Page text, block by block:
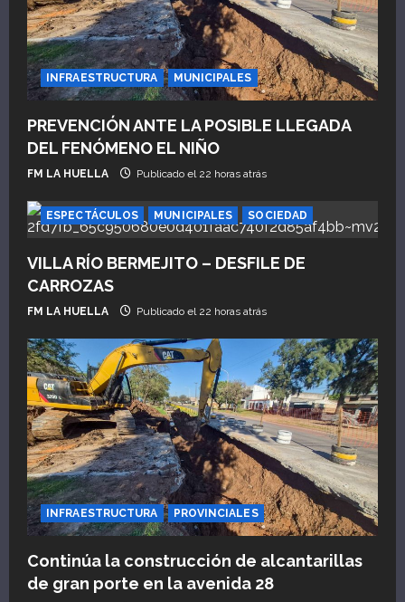
INFRAESTRUCTURA MUNICIPALES
PREVENCIÓN ANTE LA POSIBLE LLEGADA
DEL FENÓMENO EL NIÑO
FM LA HUELLA Publicado el 22 horas atrás
ESPECTÁCULOS MUNICIPALES SOCIEDAD
VILLA RÍO BERMEJITO – DESFILE DE
CARROZAS
FM LA HUELLA Publicado el 22 horas atrás
INFRAESTRUCTURA PROVINCIALES
Continúa la construcción de alcantarillas
de gran porte en la avenida 28